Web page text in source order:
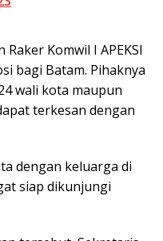
Komwil I APEKSI
bagi Batam. Pihaknya
wali kota maupun
terkesan dengan
dengan keluarga di
siap dikunjungi